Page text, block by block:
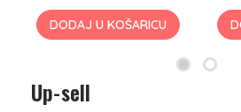
DODAJ U KOŠARICU
Up-sell